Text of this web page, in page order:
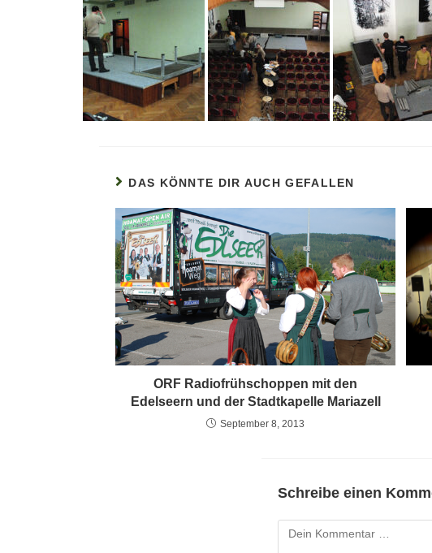
DAS KÖNNTE DIR AUCH GEFALLEN
ORF Radiofrühschoppen mit den
Edelseern und der Stadtkapelle Mariazell
September 8, 2013
Schreibe einen